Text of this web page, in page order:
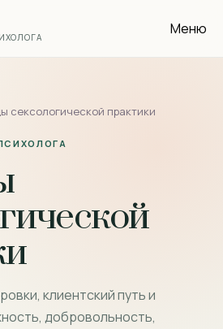
Меню
сексологической практики
клиентский путь и
добровольность,